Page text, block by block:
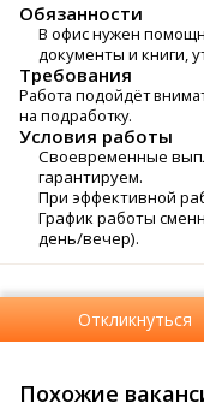
Обязанности
В офис нужен
документы и книги,
Требования
Работа подойдёт
на подработку.
Условия работы
Своевременные
гарантируем.
При эффективной
График работы
день/вечер).
Откликнуться
Похожие